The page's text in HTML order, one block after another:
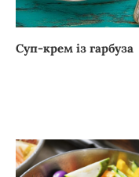
Суп-крем із гарбуза